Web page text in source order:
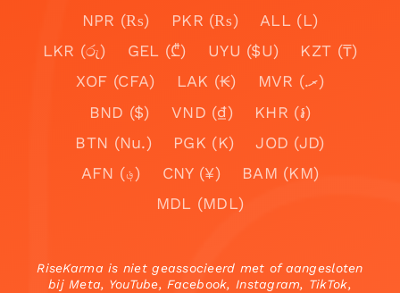
NPR (₨)
PKR (₨)
ALL (L)
LKR (රු)
GEL (₾) UYU ($U)
KZT (₸)
XOF (CFA)
LAK (₭)
MVR (.ރ)
BND ($)
VND (₫)
KHR (៛)
BTN (Nu.)
PGK (K)
JOD (JD)
AFN (؋)
CNY (¥)
BAM (KM)
MDL (MDL)
RiseKarma is niet geassocieerd met of aangesloten
bij Meta, YouTube, Facebook, Instagram, TikTok,